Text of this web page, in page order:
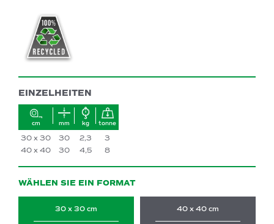
EINZELHEITEN
cm mm kg tonne
30 x 30 30 2,3
3
40 x 40
30 4,5 8
WÄHLEN SIE EIN FORMAT
30 x 30 cm 40 x 40 cm